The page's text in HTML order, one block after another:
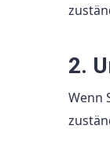
2.
Wenn